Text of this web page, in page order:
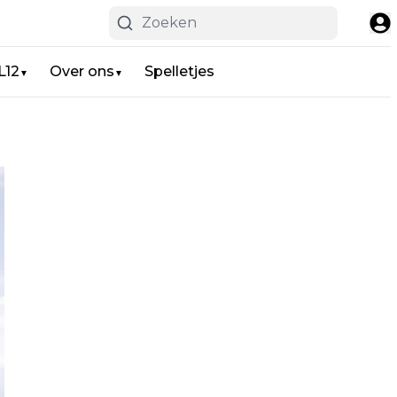
▼ Over ons ▼ Spelletjes